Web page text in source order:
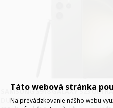
SAMSUNG S918 GALAXY S23
DUOS ZELENÁ
Táto webová stránka
Na prevádzkovanie nášho webu